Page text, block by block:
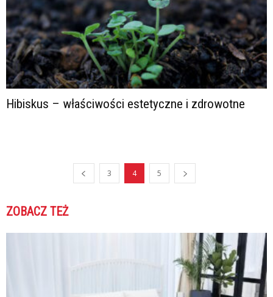
Hibiskus – właściwości estetyczne i zdrowotne
3 4 5
ZOBACZ TEŻ